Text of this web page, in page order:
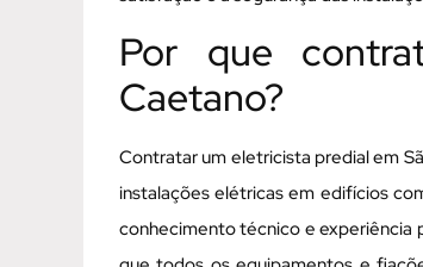
Por que
Caetano?
Contratar um eletricista predial em
instalações elétricas em edifícios
conhecimento técnico e experiência